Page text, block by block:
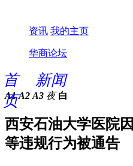
资讯 我的主页
华商论坛
首
页
新闻
A1 A2 A3 夜 白
西安石油大学医院
等违规行为被通告